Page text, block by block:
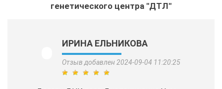
генетического центра "ДТЛ"
ИРИНА ЕЛЬНИКОВА
Отзыв добавлен 2024-09-04 11:20:25